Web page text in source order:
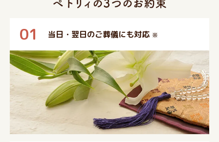
01 当日・翌日のご葬儀にも対応 ※